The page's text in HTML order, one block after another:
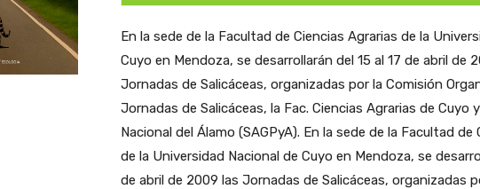
En la sede de la Facultad de Ciencias Agrarias de la
Cuyo en Mendoza, se desarrollarán del 15 al 17 de abril de
Jornadas de Salicáceas, organizadas por la Comisión
Jornadas de Salicáceas, la Fac. Ciencias Agrarias de Cuyo
Nacional del Álamo (SAGPyA). En la sede de la Facultad de
de la Universidad Nacional de Cuyo en Mendoza, se
de abril de 2009 las Jornadas de Salicáceas, organizadas